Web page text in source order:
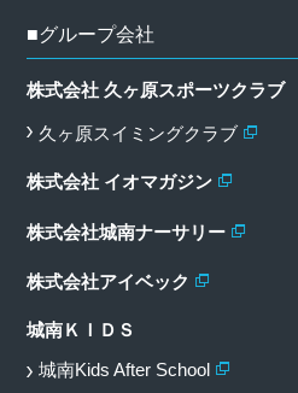
■グループ会社
株式会社 久ヶ原スポーツクラブ
久ヶ原スイミングクラブ
株式会社 イオマガジン
株式会社城南ナーサリー
株式会社アイベック
城南ＫＩＤＳ
城南Kids After School